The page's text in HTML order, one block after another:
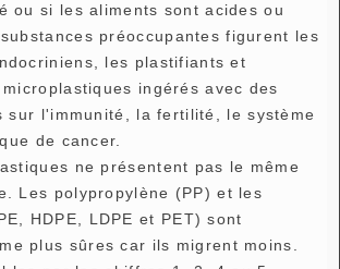
ou si les aliments sont acides ou
préoccupantes figurent les
les plastifiants et
ingérés avec des
sur l'immunité, la fertilité, le système
de cancer.
ne présentent pas le même
Les polypropylène (PP) et les
HDPE, LDPE et PET) sont
plus sûres car ils migrent moins.